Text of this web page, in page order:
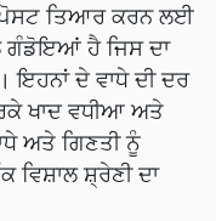
ਤਿਆਰ ਕਰਨ ਲਈ
ਗੰਡੋਇਆਂ ਹੈ ਜਿਸ ਦਾ
ਇਹਨਾਂ ਦੇ ਵਾਧੇ ਦੀ ਦਰ
ਖਾਦ ਵਧੀਆ ਅਤੇ
ਅਤੇ ਗਿਣਤੀ ਨੂੰ
ਵਿਸ਼ਾਲ ਸ਼੍ਰੇਣੀ ਦਾ